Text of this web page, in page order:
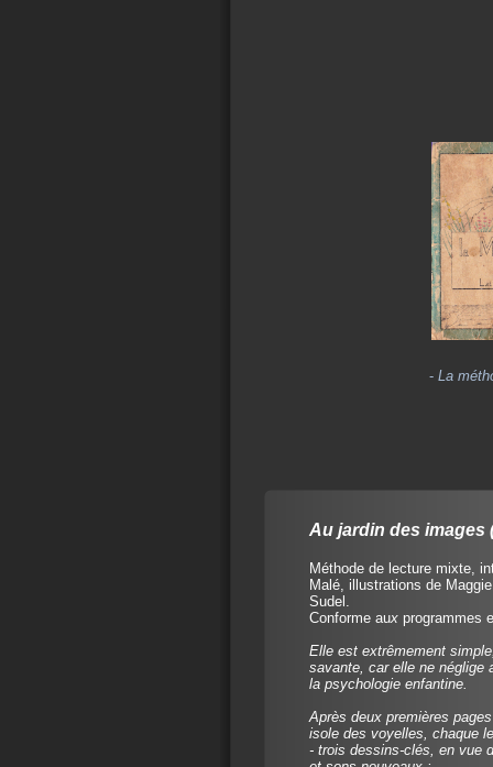
Au jardin des images
Méthode de lecture mixte,
Malé, illustrations de
Sudel.
Conforme aux programmes
Elle est extrêmement
savante, car elle ne néglige
la psychologie enfantine.
Après deux premières
isole des voyelles, chaque
- trois dessins-clés, en vue
- La